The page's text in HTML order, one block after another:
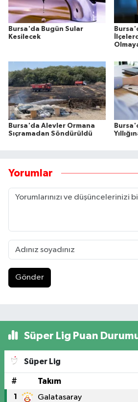
Bursa'da Bugün Sular
Kesilecek
Bursa'da Alevler Ormana
Sıçramadan Söndürüldü
Yorumlar
Gönder
Süper Lig Puan
Süper Lig
# Takım
1 Galatasaray